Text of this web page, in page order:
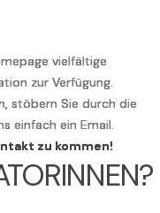
vielfältige
zur Verfügung.
stöbern Sie durch die
einfach ein Email.
zu kommen!